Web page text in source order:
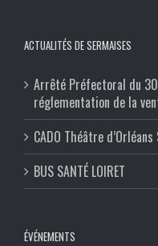
ACTUALITÉS DE SERMAISES
Arrêté Préfectoral du
réglementation de la
CADO Théâtre
BUS SANTÉ LOIRET
ÉVÉNEMENTS